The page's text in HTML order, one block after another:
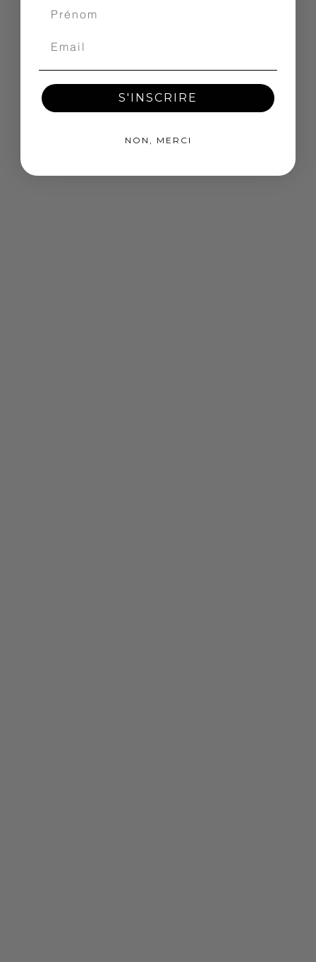
S'INSCRIRE
NON, MERCI